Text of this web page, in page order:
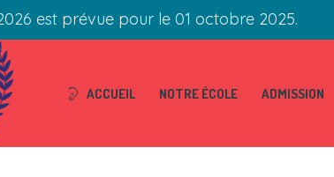
est prévue pour le 01 octobre 2025.
ACCUEIL NOTRE ÉCOLE ADMISSION